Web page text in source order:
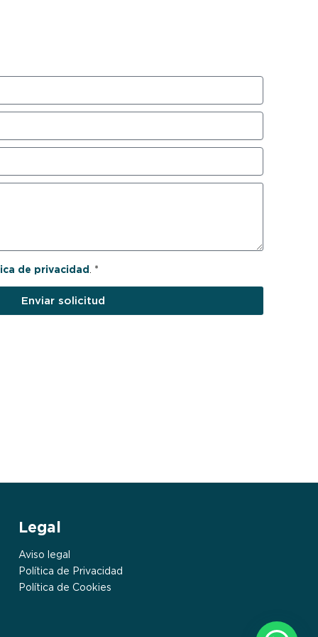
de privacidad . *
Enviar solicitud
Legal
Aviso legal
Política de Privacidad
Política de Cookies